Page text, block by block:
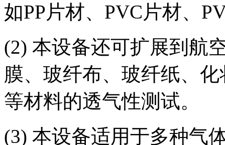
如PP片材、PVC片材、
(2) 本设备还可扩展到航
膜、玻纤布、玻纤纸、
等材料的透气性测试。
(3) 本设备适用于多种气